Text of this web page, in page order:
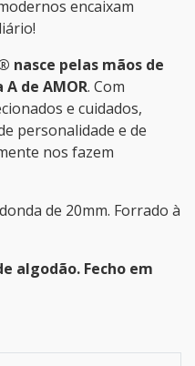
encaixam
nasce pelas mãos de
de AMOR. Com
e cuidados,
personalidade e de
nos fazem
de 20mm. Forrado à
algodão. Fecho em